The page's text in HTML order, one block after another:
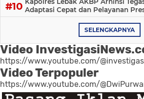
Adaptasi Cepat dan Pelayanan
SELENGKAPNYA
Video
https://www.youtube.com/
Video Terpopuler
https://www.youtube.com/